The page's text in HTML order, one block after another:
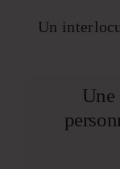
Un
Une